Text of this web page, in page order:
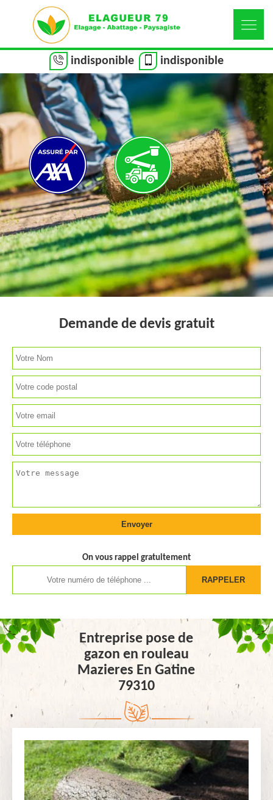
indisponible indisponible
Demande de devis gratuit
On vous rappel gratuitement
Entreprise pose de
gazon en rouleau
Mazieres En Gatine
79310